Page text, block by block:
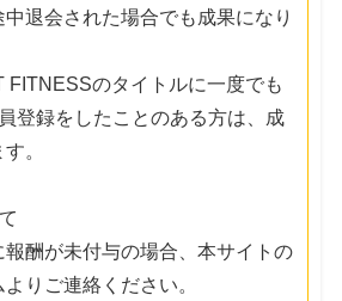
退会された場合でも成果になり
のタイトルに一度でも
登録をしたことのある方は、成
。
報酬が未付与の場合、本サイトの
りご連絡ください。